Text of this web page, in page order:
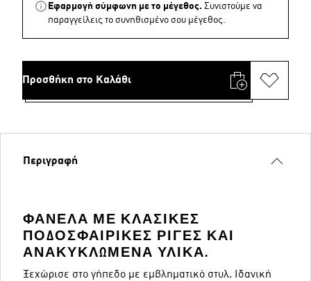
Εφαρμογή σύμφωνη με το μέγεθος. Συνιστούμε να
παραγγείλεις το συνηθισμένο σου μέγεθος.
Προσθήκη στο Καλάθι
Περιγραφή
ΦΑΝΈΛΑ ΜΕ ΚΛΑΣΙΚΈΣ
ΠΟΔΟΣΦΑΙΡΙΚΈΣ ΡΊΓΕΣ ΚΑΙ
ΑΝΑΚΥΚΛΩΜΈΝΑ ΥΛΙΚΆ.
Ξεχώρισε στο γήπεδο με εμβληματικό στυλ. Ιδανική